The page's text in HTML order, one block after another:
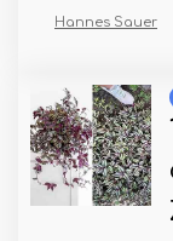
Hannes Sauer